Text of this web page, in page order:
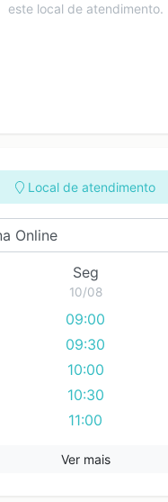
este local de atendimento.
Local de atendimento
Seg
10/08
09:00
09:30
10:00
10:30
11:00
12:00
Ver mais